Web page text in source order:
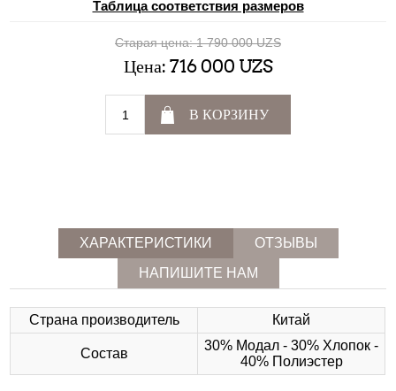
Таблица соответствия размеров
Старая цена: 1 790 000 UZS
Цена: 716 000 UZS
В КОРЗИНУ
ХАРАКТЕРИСТИКИ
ОТЗЫВЫ
НАПИШИТЕ НАМ
Страна производитель Китай
Состав
30% Модал - 30% Хлопок -
40% Полиэстер